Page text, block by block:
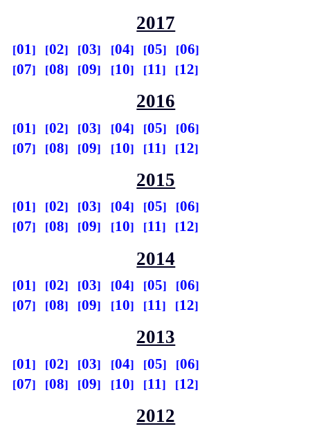
2017
01 02 03 04 05
06
07
08 09 10 11 12
2016
01 02 03 04 05
06
07
08 09 10 11 12
2015
01 02 03 04 05
06
07
08 09 10 11 12
2014
01 02 03 04 05
06
07
08 09 10 11 12
2013
01 02 03 04 05
06
07
08 09 10 11 12
2012